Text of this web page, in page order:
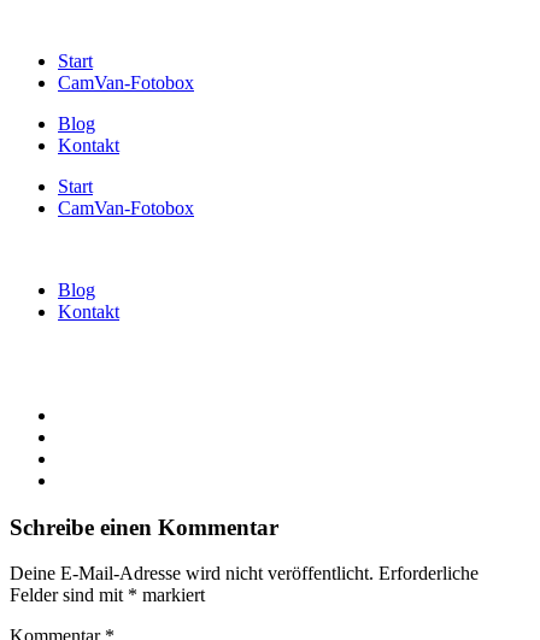
Start
CamVan-Fotobox
Blog
Kontakt
Start
CamVan-Fotobox
Blog
Kontakt
Schreibe einen Kommentar
Deine E-Mail-Adresse wird nicht veröffentlicht. Erforderliche
Felder sind mit * markiert